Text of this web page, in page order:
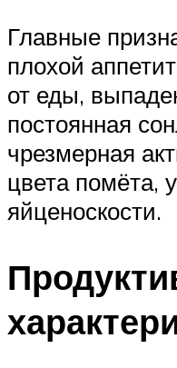
Главные
плохой
от еды,
постоянная
чрезмерная
цвета помёта,
яйценоскости.